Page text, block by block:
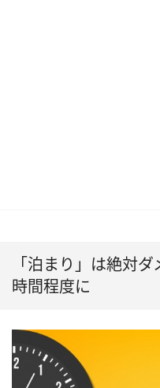
「泊まり」は絶対
時間程度に